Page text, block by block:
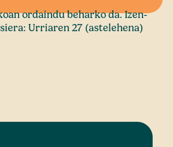
ordaindu beharko da. Izen-
Urriaren 27 (astelehena)